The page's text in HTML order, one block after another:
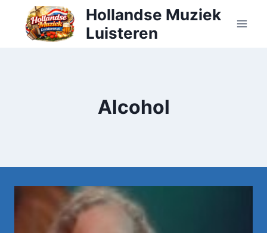
Doorgaan
inhoud
Hollandse Muziek
Luisteren
Alcohol